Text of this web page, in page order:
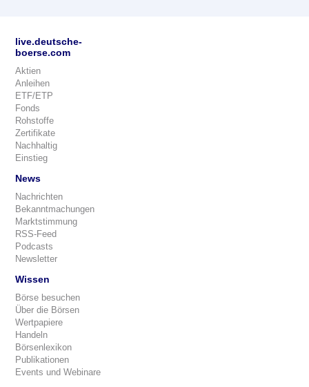
live.deutsche-
boerse.com
Aktien
Anleihen
ETF/ETP
Fonds
Rohstoffe
Zertifikate
Nachhaltig
Einstieg
News
Nachrichten
Bekanntmachungen
Marktstimmung
RSS-Feed
Podcasts
Newsletter
Wissen
Börse besuchen
Über die Börsen
Wertpapiere
Handeln
Börsenlexikon
Publikationen
Events und Webinare